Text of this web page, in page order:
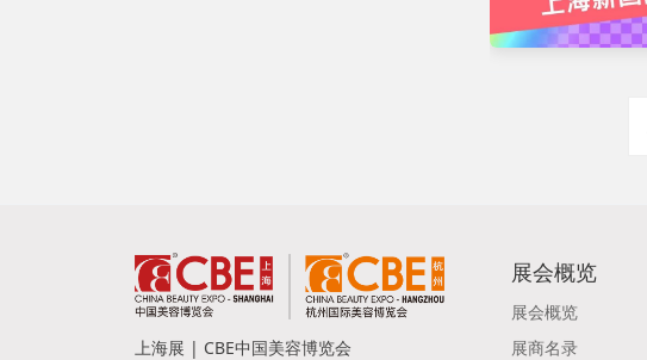
上海展 | CBE中国美容博览会
展会概览
展会概览
展商名录